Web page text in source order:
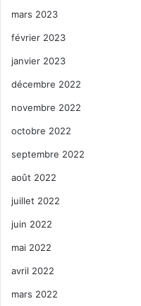
mars 2023
février 2023
janvier 2023
décembre 2022
novembre 2022
octobre 2022
septembre 2022
août 2022
juillet 2022
juin 2022
mai 2022
avril 2022
mars 2022